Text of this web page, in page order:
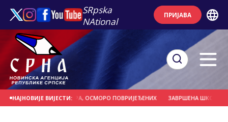
SRpska
NAtional
ПРИЈАВА
НАЈНОВИЈЕ ВИЈЕСТИ:
ВИСОК 13,5 МЕТАРА, ОСМОРО ПОВРИЈЕЂЕНИХ ЗАВРШЕНА ШКОЛА